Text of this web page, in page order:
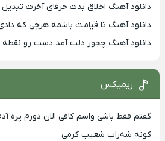
دانلود آهنگ اخلاق بدت حرفای آخرت تبدیل
دانلود آهنگ تا قیامت باشمه هرچی که دادی
دانلود آهنگ چجور دلت آمد دست رو نقطه
ریمیکس
گفتم فقط باشی واسم کافی الان دورم پره
کونه شه‌راب شعیب کرمی